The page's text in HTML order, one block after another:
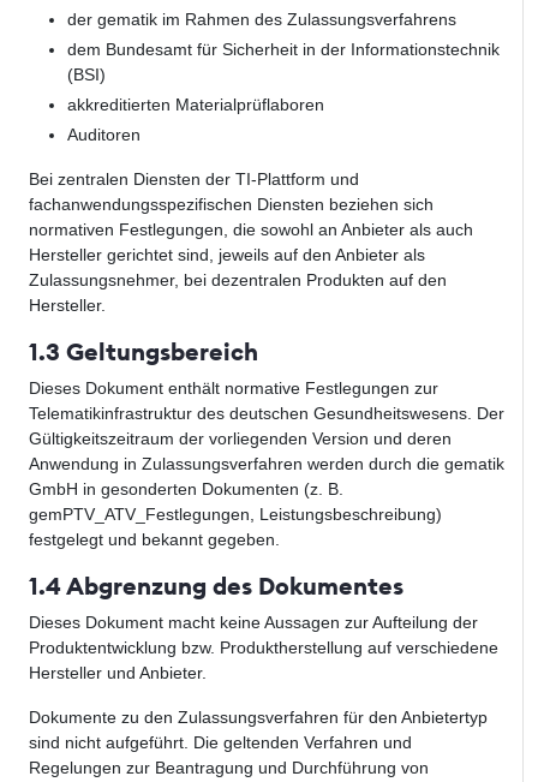
der gematik im Rahmen des Zulassungsverfahrens
dem Bundesamt für Sicherheit in der Informationstechnik
(BSI)
akkreditierten Materialprüflaboren
Auditoren
Bei zentralen Diensten der TI-Plattform und
fachanwendungsspezifischen Diensten beziehen sich
normativen Festlegungen, die sowohl an Anbieter als auch
Hersteller gerichtet sind, jeweils auf den Anbieter als
Zulassungsnehmer, bei dezentralen Produkten auf den
Hersteller.
1.3 Geltungsbereich
Dieses Dokument enthält normative Festlegungen zur
Telematikinfrastruktur des deutschen Gesundheitswesens. Der
Gültigkeitszeitraum der vorliegenden Version und deren
Anwendung in Zulassungsverfahren werden durch die gematik
GmbH in gesonderten Dokumenten (z. B.
gemPTV_ATV_Festlegungen, Leistungsbeschreibung)
festgelegt und bekannt gegeben.
1.4 Abgrenzung des Dokumentes
Dieses Dokument macht keine Aussagen zur Aufteilung der
Produktentwicklung bzw. Produktherstellung auf verschiedene
Hersteller und Anbieter.
Dokumente zu den Zulassungsverfahren für den Anbietertyp
sind nicht aufgeführt. Die geltenden Verfahren und
Regelungen zur Beantragung und Durchführung von